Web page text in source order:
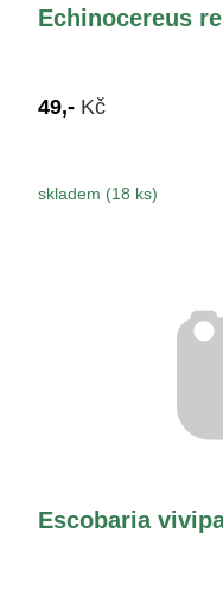
Echinocereus
49,- Kč
skladem (18 ks)
Escobaria